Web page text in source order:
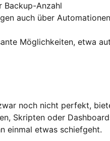
Backup-Anzahl
auch über
Möglichkeiten, etwa
noch nicht perfekt,
Skripten oder
einmal etwas schiefgeht.